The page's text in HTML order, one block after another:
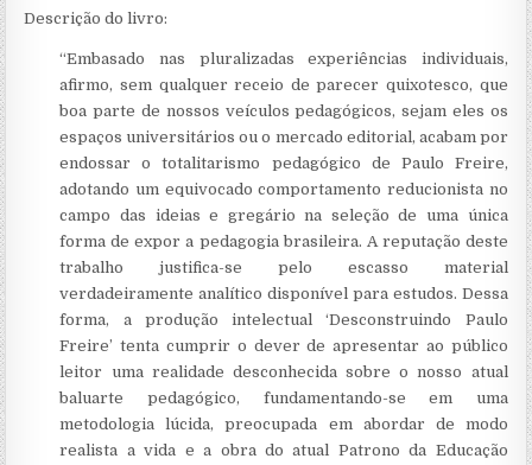
Descrição do livro:
“Embasado nas pluralizadas experiências individuais,
afirmo, sem qualquer receio de parecer quixotesco, que
boa parte de nossos veículos pedagógicos, sejam eles os
espaços universitários ou o mercado editorial, acabam por
endossar o totalitarismo pedagógico de Paulo Freire,
adotando um equivocado comportamento reducionista no
campo das ideias e gregário na seleção de uma única
forma de expor a pedagogia brasileira. A reputação deste
trabalho justifica-se pelo escasso material
verdadeiramente analítico disponível para estudos. Dessa
forma, a produção intelectual ‘Desconstruindo Paulo
Freire’ tenta cumprir o dever de apresentar ao público
leitor uma realidade desconhecida sobre o nosso atual
baluarte pedagógico, fundamentando-se em uma
metodologia lúcida, preocupada em abordar de modo
realista a vida e a obra do atual Patrono da Educação